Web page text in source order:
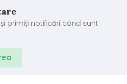
primiți notificări când sunt